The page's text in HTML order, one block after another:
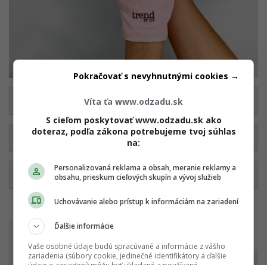
instagram/dm_slovensko
hydratácii rúk
práci s mastnými produktmi
pri nanášaní telového krému
Na obrázku sú ...
Víta ťa www.odzadu.sk
S cieľom poskytovať www.odzadu.sk ako
doteraz, podľa zákona potrebujeme tvoj súhlas
na:
Personalizovaná reklama a obsah, meranie reklamy a
obsahu, prieskum cieľových skupín a vývoj služieb
Uchovávanie alebo prístup k informáciám na zariadení
Ďalšie informácie
Vaše osobné údaje budú spracúvané a informácie z vášho
zariadenia (súbory cookie, jedinečné identifikátory a ďalšie
Pokračovať s nevyhnutnými cookies →